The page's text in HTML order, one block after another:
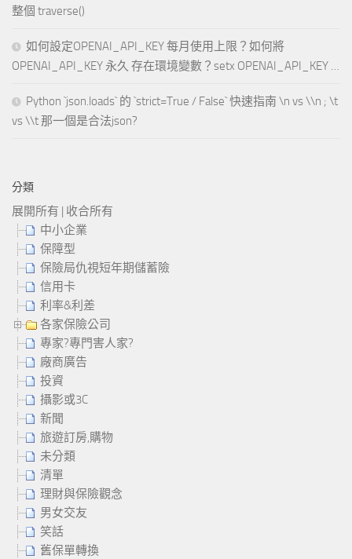
整個 traverse()
如何設定OPENAI_API_KEY 每月使用上限？如何將
OPENAI_API_KEY 永久 存在環境變數？setx OPENAI_API_KEY …
Python `json.loads` 的 `strict=True / False` 快速指南 \n vs \\n ; \t
vs \\t 那一個是合法json?
分類
展開所有 | 收合所有
中小企業
保障型
保險局仇視短年期儲蓄險
信用卡
利率&利差
各家保險公司
專家?專門害人家?
廠商廣告
投資
攝影或3C
新聞
旅遊訂房,購物
未分類
清單
理財與保險觀念
男女交友
笑話
舊保單轉換